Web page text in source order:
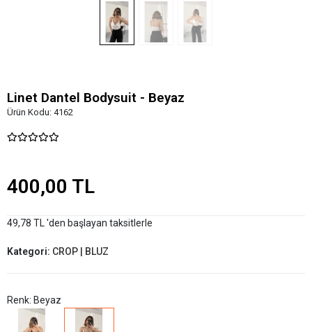
Linet Dantel Bodysuit - Beyaz
Ürün Kodu: 4162
400,00 TL
49,78 TL 'den başlayan taksitlerle
Kategori: CROP | BLUZ
Renk: Beyaz